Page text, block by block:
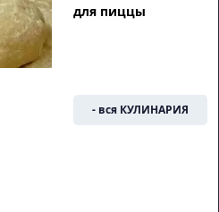
для пиццы
- вся КУЛИНАРИЯ